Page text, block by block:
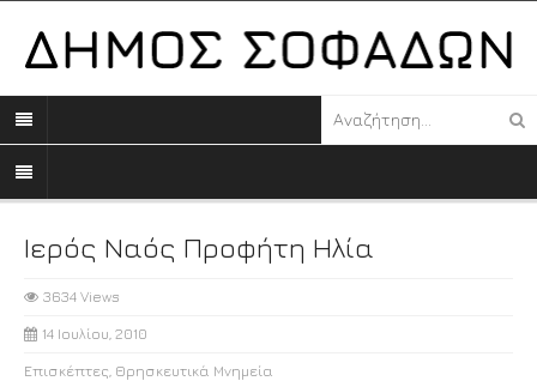
Ιερός Ναός Προφήτη Ηλία
3634 Views
14 Ιουλίου, 2010
Επισκέπτες Θρησκευτικά Μνημεία